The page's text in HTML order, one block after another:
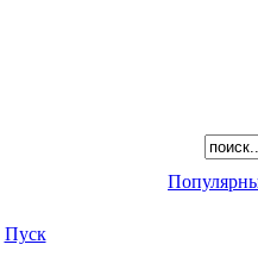
Пуск